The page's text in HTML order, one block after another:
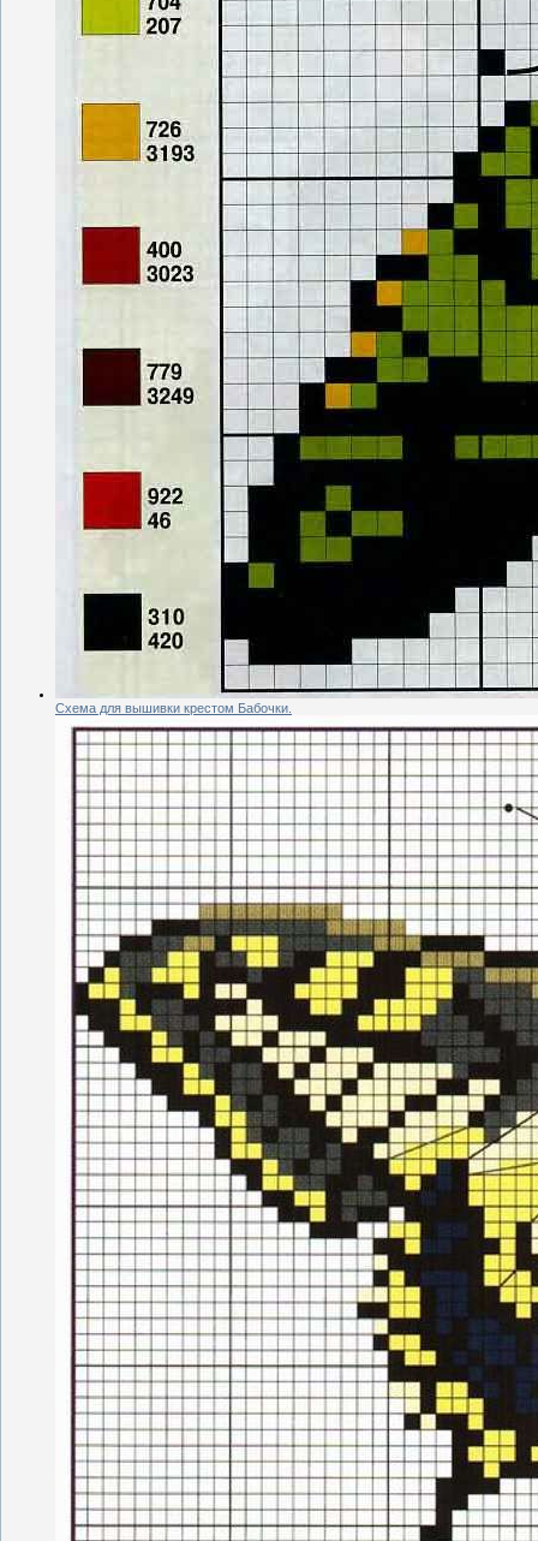
Схема для вышивки крестом Бабочки.